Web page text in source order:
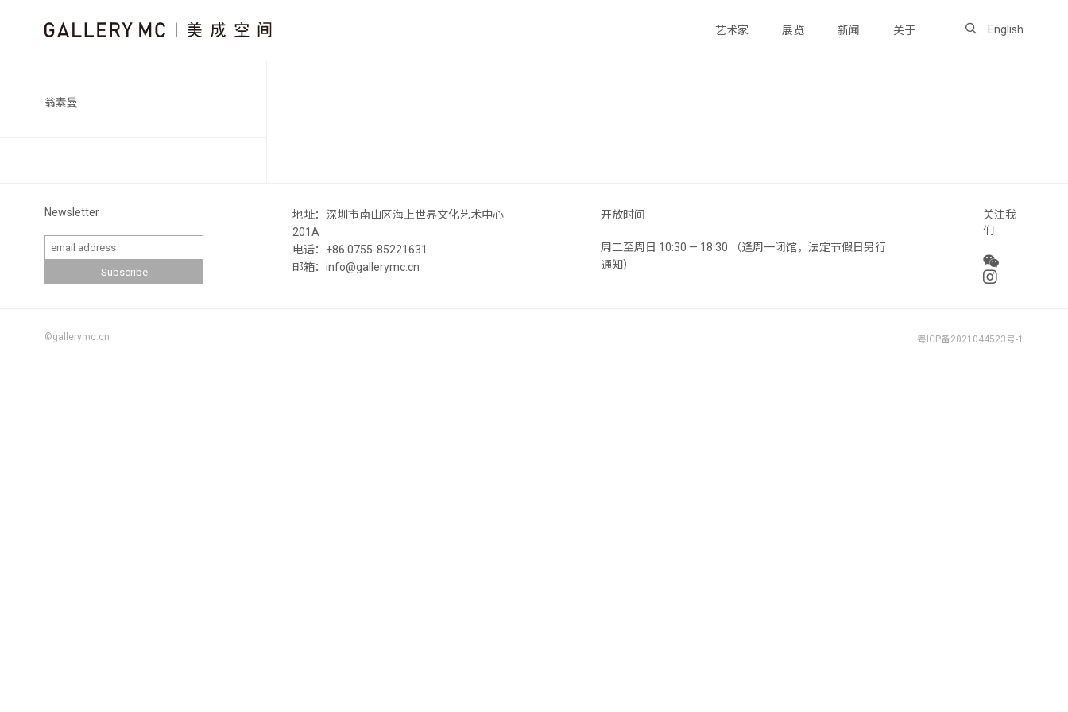
艺术家 展览 新闻 关于 English
翁素曼
Newsletter
地址：深圳市南山区海上世界文化艺术中心
201A
电话：+86 0755-85221631
邮箱：info@gallerymc.cn
开放时间
周二至周日 10:30 — 18:30 （逢周一闭馆，法定节假日另行
通知）
关注我
们
©gallerymc.cn 粤ICP备2021044523号-1